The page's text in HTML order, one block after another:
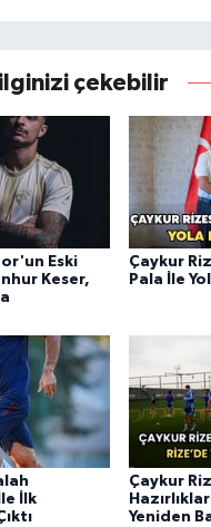
çekebilir
Eski
Keser,
Çaykur
Pala İle
İlk
Çaykur
Yeniden